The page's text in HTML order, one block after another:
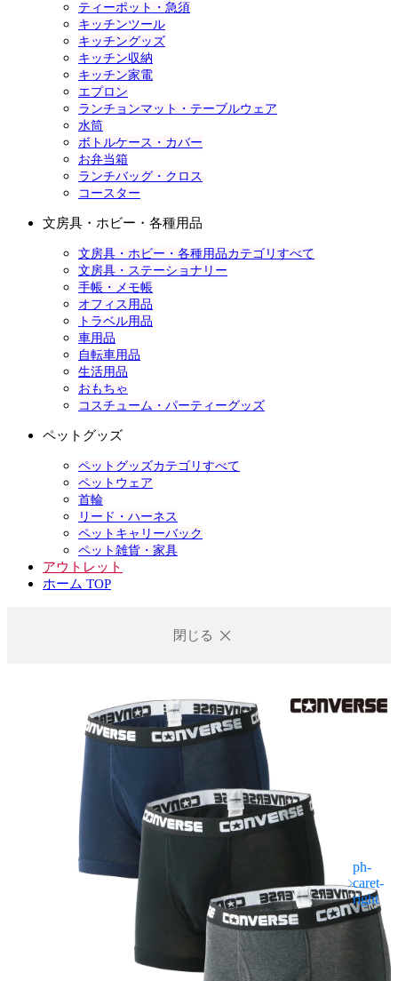
ティーポット・急須
キッチンツール
キッチングッズ
キッチン収納
キッチン家電
エプロン
ランチョンマット・テーブルウェア
水筒
ボトルケース・カバー
お弁当箱
ランチバッグ・クロス
コースター
文房具・ホビー・各種用品
文房具・ホビー・各種用品カテゴリすべて
文房具・ステーショナリー
手帳・メモ帳
オフィス用品
トラベル用品
車用品
自転車用品
生活用品
おもちゃ
コスチューム・パーティーグッズ
ペットグッズ
ペットグッズカテゴリすべて
ペットウェア
首輪
リード・ハーネス
ペットキャリーバック
ペット雑貨・家具
アウトレット
ホーム TOP
閉じる